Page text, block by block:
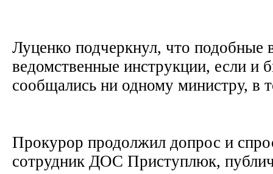
Луценко подчеркнул, что подобные
ведомственные инструкции, если и
сообщались ни одному министру, в
Прокурор продолжил допрос и
сотрудник ДОС Приступлюк,